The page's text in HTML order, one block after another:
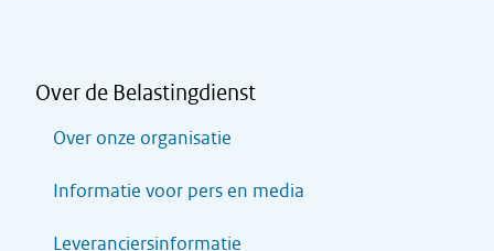
Over de Belastingdienst
Over onze organisatie
Informatie voor pers en media
Leveranciersinformatie